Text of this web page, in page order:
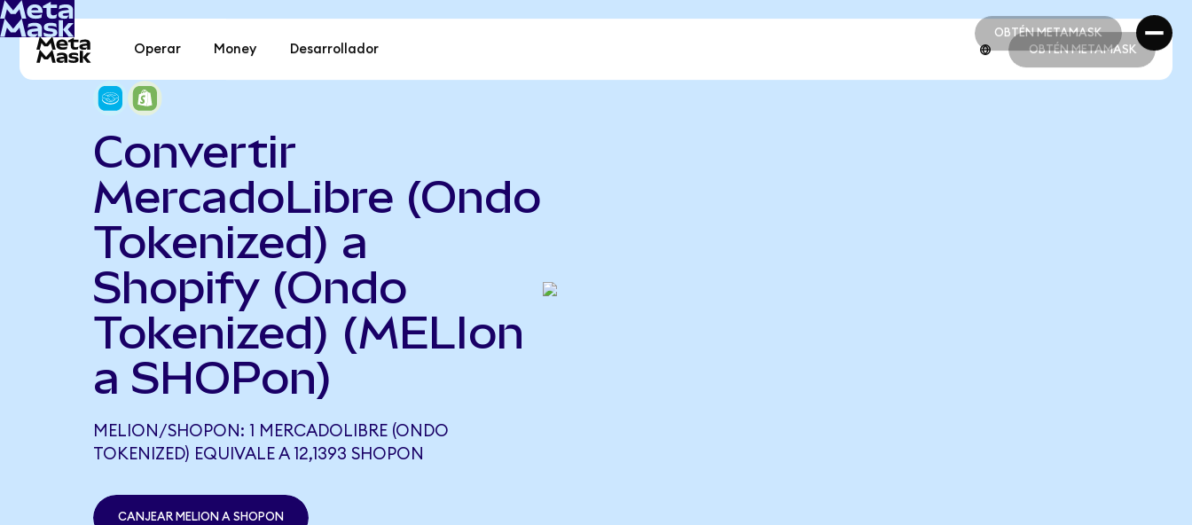
OBTÉN METAMASK
OBTÉN METAMASK
Operar Money Desarrollador OBTÉN METAMASK
Convertir
MercadoLibre (Ondo
Tokenized) a
Shopify (Ondo
Tokenized) (MELIon
a SHOPon)
MELION/SHOPON: 1 MERCADOLIBRE (ONDO
TOKENIZED) EQUIVALE A 12,1393 SHOPON
CANJEAR MELION A SHOPON